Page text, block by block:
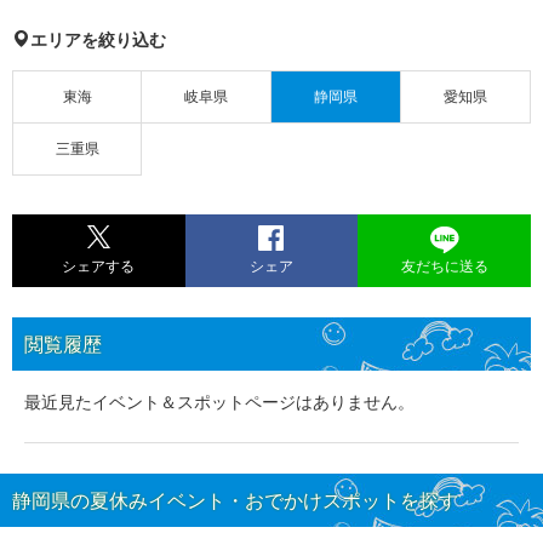
エリアを絞り込む
東海 岐阜県 静岡県 愛知県
三重県
シェアする シェア 友だちに送る
閲覧履歴
最近見たイベント＆スポットページはありません。
静岡県の夏休みイベント・おでかけスポットを探す